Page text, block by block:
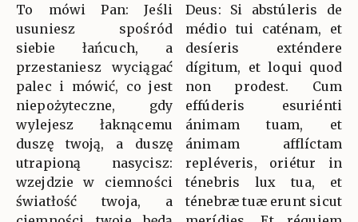
To mówi Pan: Jeśli
usuniesz spośród
siebie łańcuch, a
przestaniesz wyciągać
palec i mówić, co jest
niepożyteczne, gdy
wylejesz łaknącemu
duszę twoją, a duszę
utrapioną nasycisz:
wzejdzie w ciemności
światłość twoja, a
Deus: Si abstúleris de
médio tui caténam, et
desíeris exténdere
dígitum, et loqui quod
non prodest. Cum
effúderis esuriénti
ánimam tuam, et
ánimam afflíctam
repléveris, oriétur in
ténebris lux tua, et
ténebræ tuæ erunt sicut